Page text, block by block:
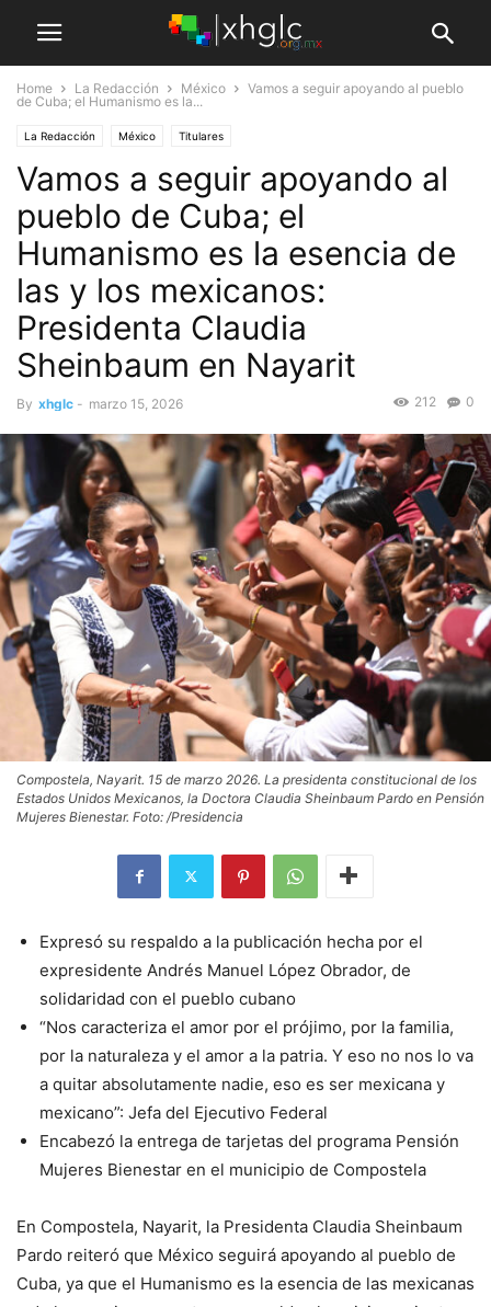
Home La Redacción México
Vamos a seguir apoyando al pueblo
de Cuba; el Humanismo es la...
La Redacción México Titulares
Vamos a seguir apoyando al
pueblo de Cuba; el
Humanismo es la esencia de
las y los mexicanos:
Presidenta Claudia
Sheinbaum en Nayarit
By xhglc - marzo 15, 2026 0
212
Compostela, Nayarit. 15 de marzo 2026. La presidenta constitucional de los
Estados Unidos Mexicanos, la Doctora Claudia Sheinbaum Pardo en Pensión
Mujeres Bienestar. Foto: /Presidencia
Expresó su respaldo a la publicación hecha por el
expresidente Andrés Manuel López Obrador, de
solidaridad con el pueblo cubano
“Nos caracteriza el amor por el prójimo, por la familia,
por la naturaleza y el amor a la patria. Y eso no nos lo va
a quitar absolutamente nadie, eso es ser mexicana y
mexicano”: Jefa del Ejecutivo Federal
Encabezó la entrega de tarjetas del programa Pensión
Mujeres Bienestar en el municipio de Compostela
En Compostela, Nayarit, la Presidenta Claudia Sheinbaum
Pardo reiteró que México seguirá apoyando al pueblo de
Cuba, ya que el Humanismo es la esencia de las mexicanas